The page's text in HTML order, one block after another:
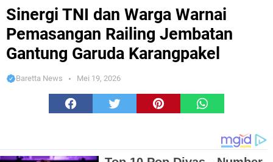
Sinergi TNI dan Warga Warnai
Pemasangan Railing Jembatan
Gantung Garuda Karangpakel
Baretta News Mei 19, 2026